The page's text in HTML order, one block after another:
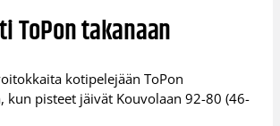
ToPon takanaan
kotipelejään ToPon
kun pisteet jäivät Kouvolaan 92-80 (46-